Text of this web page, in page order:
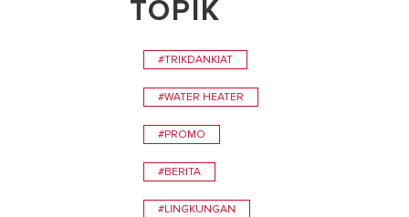
TOPIK
#TRIKDANKIAT
#WATER HEATER
#PROMO
#BERITA
#LINGKUNGAN